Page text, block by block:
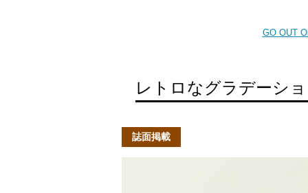
GO OUT
レトロなグラデーシ
誌面掲載